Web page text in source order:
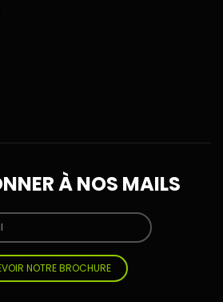
À NOS MAILS
NOTRE BROCHURE